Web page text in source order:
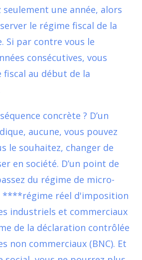
seulement une année, alors
le régime fiscal de la
Si par contre vous le
consécutives, vous
fiscal au début de la
concrète ? D’un
aucune, vous pouvez
le souhaitez, changer de
en société. D’un point de
du régime de micro-
****régime réel d'imposition
industriels et commerciaux
de la déclaration contrôlée
non commerciaux (BNC). Et